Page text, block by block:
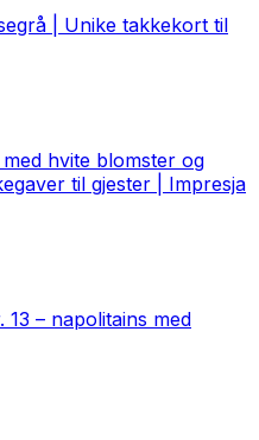
| Unike takkekort til
hvite blomster og
til gjester | Impresja
– napolitains med